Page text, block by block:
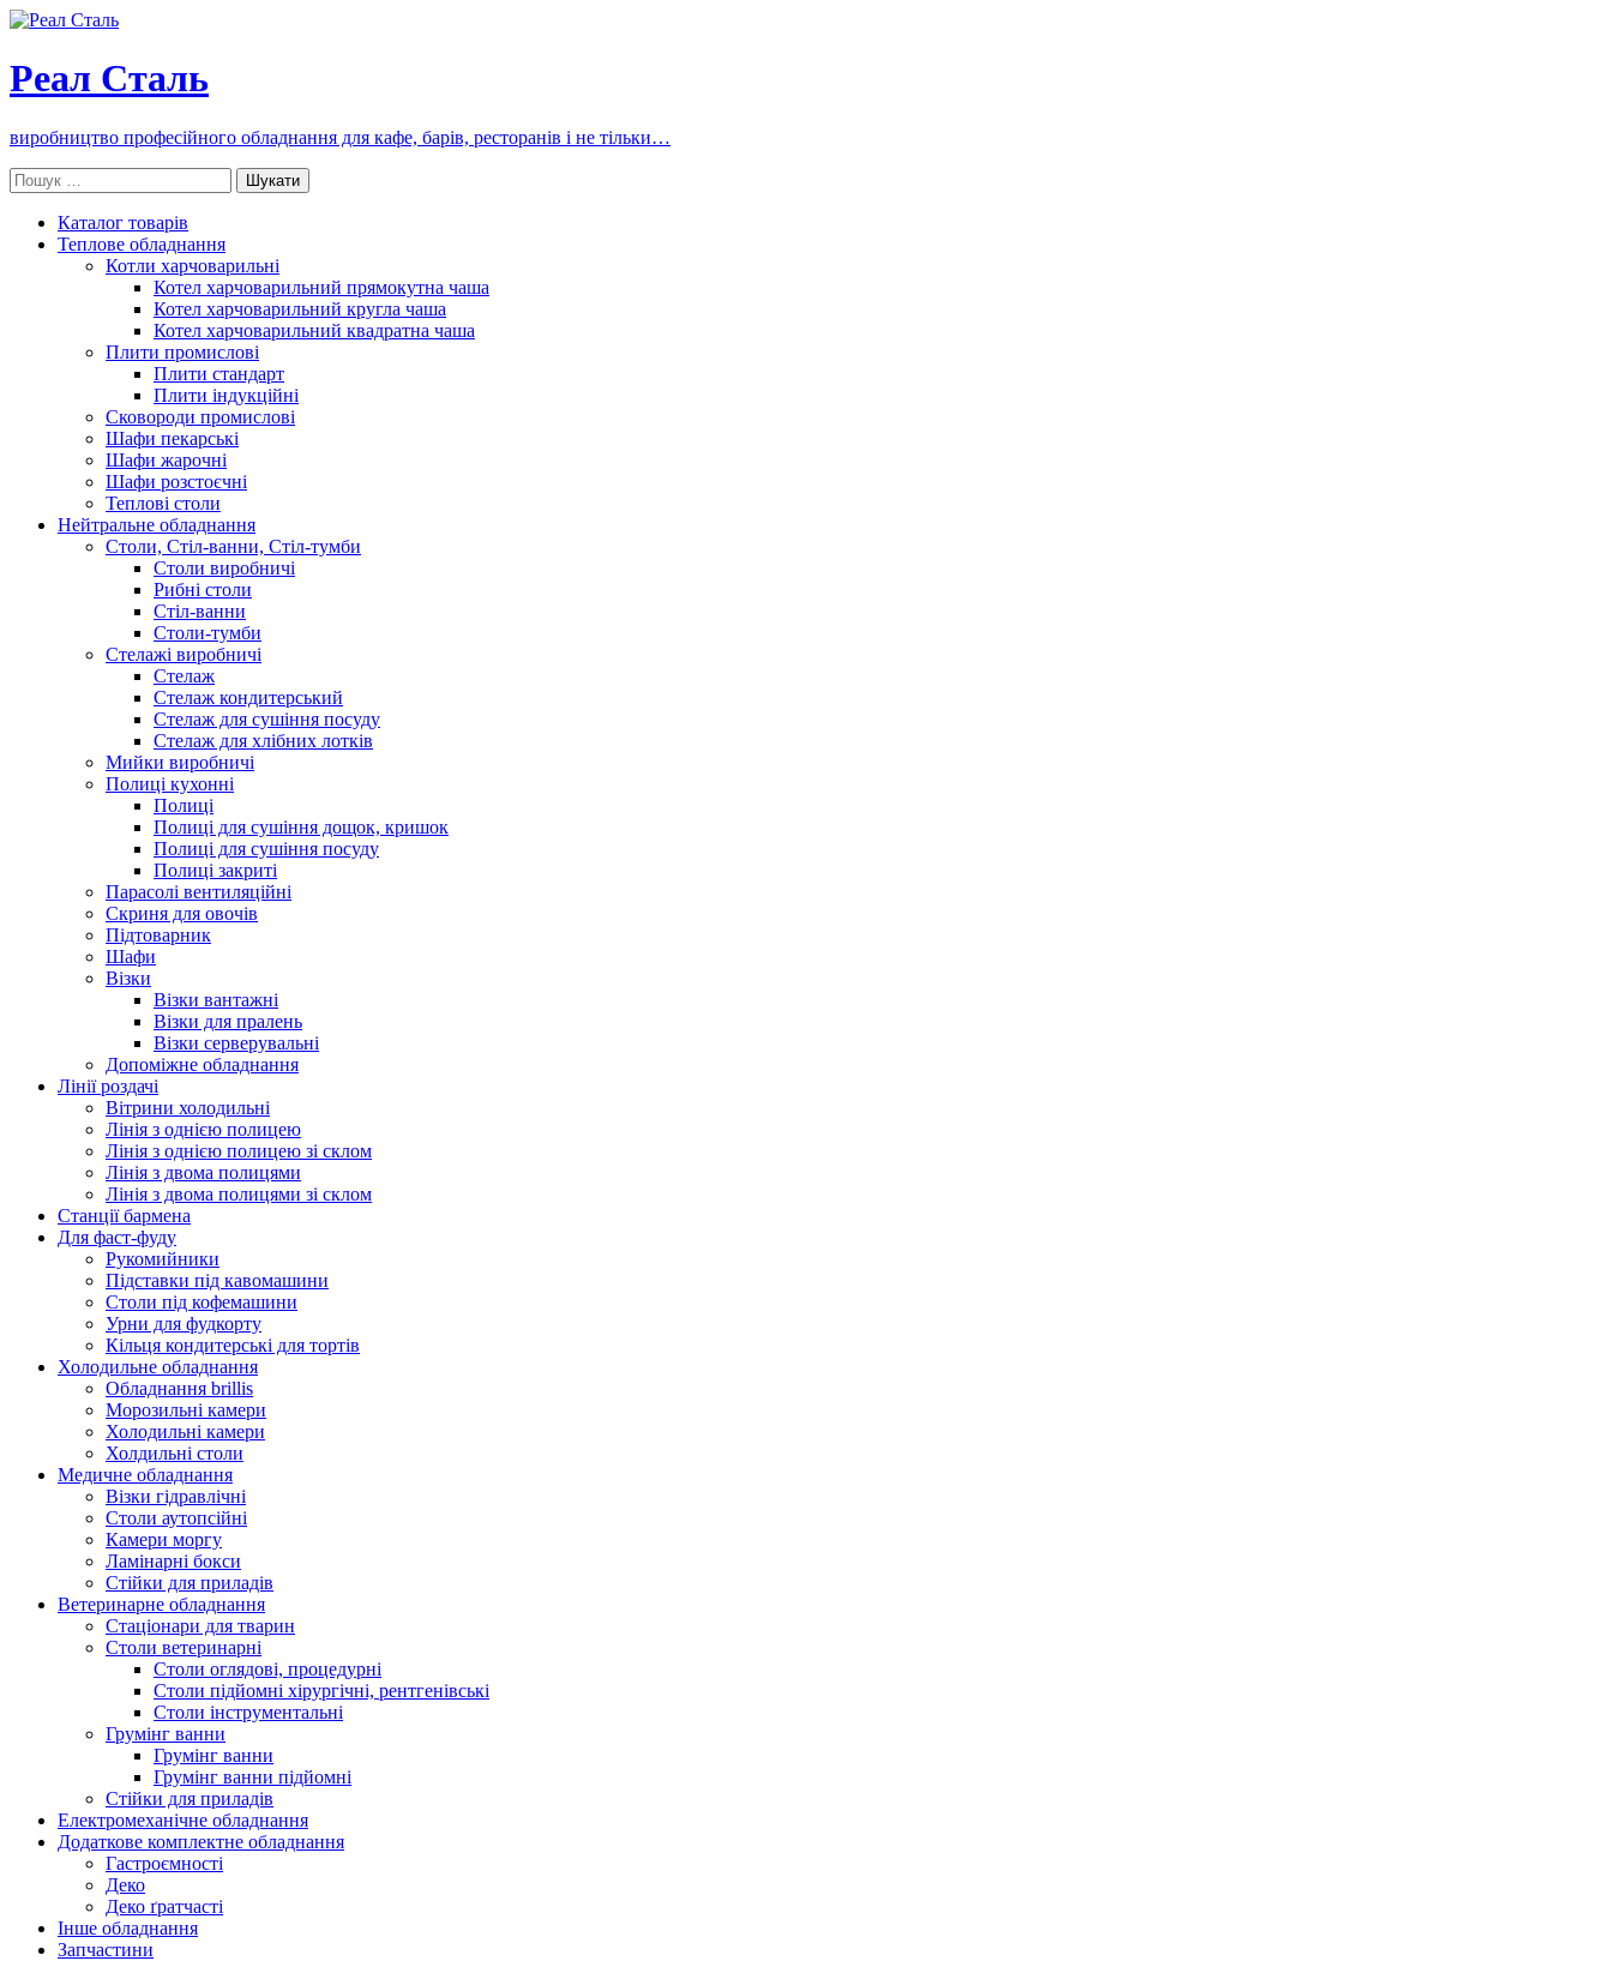
Реал Сталь
виробництво професійного обладнання для кафе, барів, ресторанів і не тільки…
Пошук:
Каталог товарів
Теплове обладнання
Котли харчоварильні
Котел харчоварильний прямокутна чаша
Котел харчоварильний кругла чаша
Котел харчоварильний квадратна чаша
Плити промислові
Плити стандарт
Плити індукційні
Сковороди промислові
Шафи пекарські
Шафи жарочні
Шафи розстоєчні
Теплові столи
Нейтральне обладнання
Столи, Стіл-ванни, Стіл-тумби
Столи виробничі
Рибні столи
Стіл-ванни
Столи-тумби
Стелажі виробничі
Стелаж
Стелаж кондитерський
Стелаж для сушіння посуду
Стелаж для хлібних лотків
Мийки виробничі
Полиці кухонні
Полиці
Полиці для сушіння дощок, кришок
Полиці для сушіння посуду
Полиці закриті
Парасолі вентиляційні
Скриня для овочів
Підтоварник
Шафи
Візки
Візки вантажні
Візки для пралень
Візки серверувальні
Допоміжне обладнання
Лінії роздачі
Вітрини холодильні
Лінія з однією полицею
Лінія з однією полицею зі склом
Лінія з двома полицями
Лінія з двома полицями зі склом
Станції бармена
Для фаст-фуду
Рукомийники
Підставки під кавомашини
Столи під кофемашини
Урни для фудкорту
Кільця кондитерські для тортів
Холодильне обладнання
Обладнання brillis
Морозильні камери
Холодильні камери
Холдильні столи
Медичне обладнання
Візки гідравлічні
Столи аутопсійні
Камери моргу
Ламінарні бокси
Стійки для приладів
Ветеринарне обладнання
Стаціонари для тварин
Столи ветеринарні
Столи оглядові, процедурні
Столи підйомні хірургічні, рентгенівські
Столи інструментальні
Грумінг ванни
Грумінг ванни
Грумінг ванни підйомні
Стійки для приладів
Електромеханічне обладнання
Додаткове комплектне обладнання
Гастроємності
Деко
Деко ґратчасті
Інше обладнання
Запчастини